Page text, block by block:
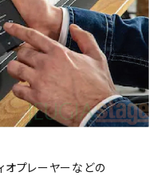
オプレーヤーなどの